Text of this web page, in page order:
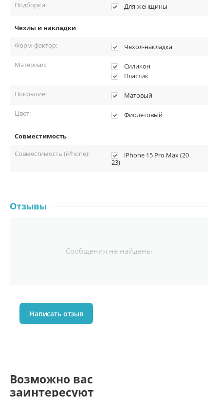
Подборки: Для женщины
Чехлы и накладки
Форм-фактор:
Чехол-накладка
Материал:
Силикон
Пластик
Покрытие: Матовый
Цвет: Фиолетовый
Совместимость
Совместимость (iPhone):
iPhone 15 Pro Max (20
23)
Отзывы
Сообщения не найдены
Написать отзыв
Возможно вас
заинтересуют